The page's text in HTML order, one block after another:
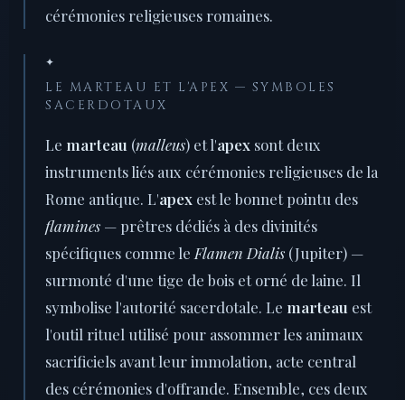
cérémonies religieuses romaines.
✦
LE MARTEAU ET L'APEX — SYMBOLES
SACERDOTAUX
Le marteau (malleus) et l'apex sont deux
instruments liés aux cérémonies religieuses de la
Rome antique. L'apex est le bonnet pointu des
flamines — prêtres dédiés à des divinités
spécifiques comme le Flamen Dialis (Jupiter) —
surmonté d'une tige de bois et orné de laine. Il
symbolise l'autorité sacerdotale. Le marteau est
l'outil rituel utilisé pour assommer les animaux
sacrificiels avant leur immolation, acte central
des cérémonies d'offrande. Ensemble, ces deux